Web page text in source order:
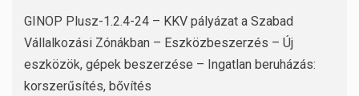
GINOP Plusz-1.2.4-24 – KKV pályázat a Szabad
Vállalkozási Zónákban – Eszközbeszerzés – Új
eszközök, gépek beszerzése – Ingatlan beruházás:
korszerűsítés, bővítés